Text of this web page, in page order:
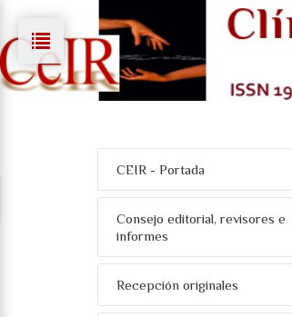
CEIR - Portada
Consejo editorial, revisores e
informes
Recepción originales